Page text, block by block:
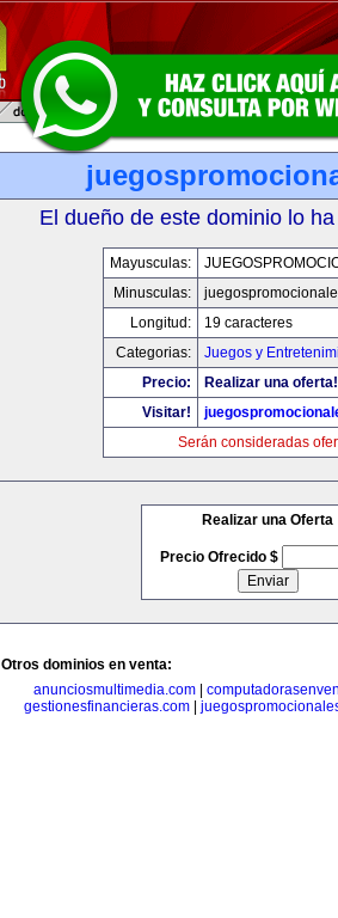
El dueño de este dominio lo
Mayusculas:
Minusculas:
Longitud:
19 caracteres
Categorias:
Juegos y
Precio:
Realizar una oferta!
Visitar!
Serán consideradas
Realizar una Oferta
Precio Ofrecido $
Otros dominios en venta:
anunciosmultimedia.com
gestionesfinancieras.com